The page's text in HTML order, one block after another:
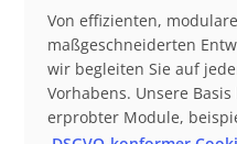
Von effizienten,
maßgeschneiderten
wir begleiten Sie auf
Vorhabens. Unsere
erprobter Module,